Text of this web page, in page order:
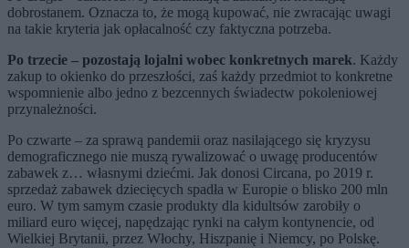
dobrostanem. Oznacza to, że mogą kupować, nie zwracając uwagi
na takie kryteria jak opłacalność czy faktyczna potrzeba.
Po trzecie – pozostają lojalni wobec konkretnych marek. Każdy
zakup to okienko do przeszłości, zaś każdy przedmiot to konkretne
wspomnienie albo jedno z bezcennych świadectw pokoleniowej
przynależności.
Po czwarte – za sprawą pandemii oraz nasilającego się kryzysu
demograficznego nie muszą rywalizować o uwagę producentów
zabawek z… własnymi dziećmi. Jak donosi Circana, po 2019 r.
sprzedaż zabawek dziecięcych spadła w Europie o blisko 200 mln
euro. W tym samym czasie produkty dla kidultsów zarobiły o
miliard euro więcej, napędzając rynki na całym kontynencie, od
Wielkiej Brytanii, przez Włochy, Hiszpanię i Niemcy, po Polskę.